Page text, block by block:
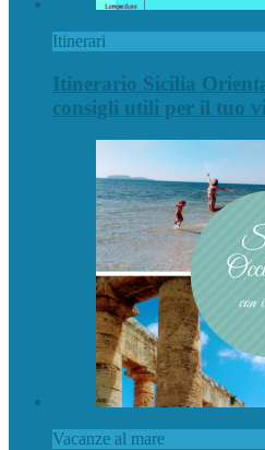
Itinerari
Itinerario Sicilia
consigli utili per il tuo
Vacanze al mare